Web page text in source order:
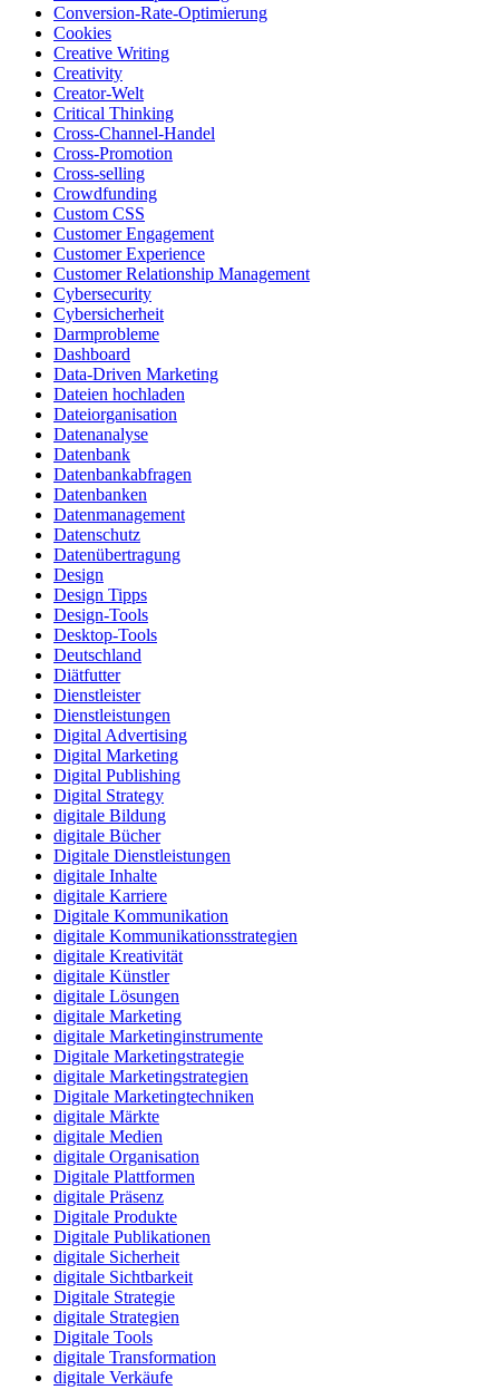
Conversion-Rate-Optimierung
Cookies
Creative Writing
Creativity
Creator-Welt
Critical Thinking
Cross-Channel-Handel
Cross-Promotion
Cross-selling
Crowdfunding
Custom CSS
Customer Engagement
Customer Experience
Customer Relationship Management
Cybersecurity
Cybersicherheit
Darmprobleme
Dashboard
Data-Driven Marketing
Dateien hochladen
Dateiorganisation
Datenanalyse
Datenbank
Datenbankabfragen
Datenbanken
Datenmanagement
Datenschutz
Datenübertragung
Design
Design Tipps
Design-Tools
Desktop-Tools
Deutschland
Diätfutter
Dienstleister
Dienstleistungen
Digital Advertising
Digital Marketing
Digital Publishing
Digital Strategy
digitale Bildung
digitale Bücher
Digitale Dienstleistungen
digitale Inhalte
digitale Karriere
Digitale Kommunikation
digitale Kommunikationsstrategien
digitale Kreativität
digitale Künstler
digitale Lösungen
digitale Marketing
digitale Marketinginstrumente
Digitale Marketingstrategie
digitale Marketingstrategien
Digitale Marketingtechniken
digitale Märkte
digitale Medien
digitale Organisation
Digitale Plattformen
digitale Präsenz
Digitale Produkte
Digitale Publikationen
digitale Sicherheit
digitale Sichtbarkeit
Digitale Strategie
digitale Strategien
Digitale Tools
digitale Transformation
digitale Verkäufe